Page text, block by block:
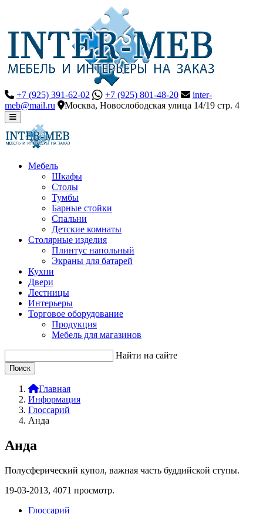
+7 (925) 391-62-02 +7 (925) 801-48-20
inter-
meb@mail.ru
Москва, Новослободская улица 14/19 стр. 4
Мебель
Шкафы
Столы
Тумбы
Барные стойки
Спальни
Детские комнаты
Столярные изделия
Плинтус напольный
Экраны для батарей
Кухни
Двери
Лестницы
Интерьеры
Торговое оборудование
Продукция
Мебель для магазинов
Найти на сайте
Главная
Информация
Глоссарий
Анда
Анда
Полусферический купол, важная часть буддийской ступы.
19-03-2013, 4071 просмотр.
Глоссарий